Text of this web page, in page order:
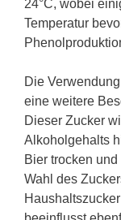
24°C, wobei
Temperatur
Die
eine weitere
Dieser Zucker
Alkoholgehalts
Bier trocken
Wahl des